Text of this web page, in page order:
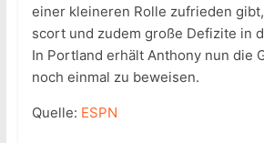
einer kleineren Rolle zufrieden
scort und zudem große Defizite in
In Portland erhält Anthony nun die
noch einmal zu beweisen.
Quelle: ESPN